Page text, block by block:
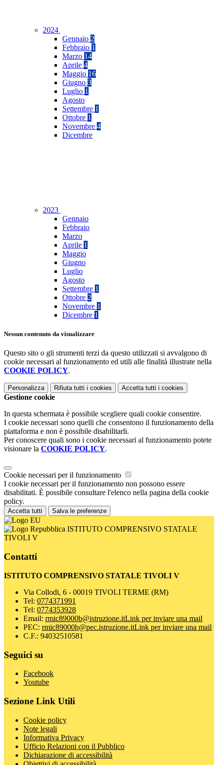
2024
Gennaio 2
Febbraio 1
Marzo 14
Aprile 4
Maggio 16
Giugno 3
Luglio 1
Agosto
Settembre 1
Ottobre 1
Novembre 4
Dicembre
2023
Gennaio
Febbraio
Marzo
Aprile 1
Maggio
Giugno
Luglio
Agosto
Settembre 1
Ottobre 2
Novembre 1
Dicembre 1
Nessun contenuto da visualizzare
Questo sito o gli strumenti terzi da questo utilizzati si avvalgono di
cookie necessari al funzionamento ed utili alle finalità illustrate nella
COOKIE POLICY.
Personalizza Rifiuta tutti i cookies Accetta tutti i cookies
Gestione cookie
In questa schermata è possibile scegliere quali cookie consentire.
I cookie necessari sono quelli che consentono il funzionamento della
piattaforma e non è possibile disabilitarli.
Per conoscere quali sono i cookie necessari al funzionamento potete
visionare la COOKIE POLICY.
Cookie necessari per il funzionamento
I cookie necessari per il funzionamento non possono essere
disabilitati. È possibile consultare l'elenco nella pagina della cookie
policy.
Accetta tutti Salva le preferenze
ISTITUTO COMPRENSIVO STATALE
TIVOLI V
Contatti
ISTITUTO COMPRENSIVO STATALE TIVOLI V
Via Collodi, 6 - 00019 TIVOLI TERME (RM)
Tel: 0774371991
Tel: 0774353928
Email: rmic89000b@istruzione.itLink per inviare una mail
PEC: rmic89000b@pec.istruzione.itLink per inviare una mail
C.F.: 94032510581
Seguici su
Facebook
Youtube
Sezione Link Utili
Cookie policy
Note legali
Informativa Privacy
Ufficio Relazioni con il Pubblico
Dichiarazione di accessibilità